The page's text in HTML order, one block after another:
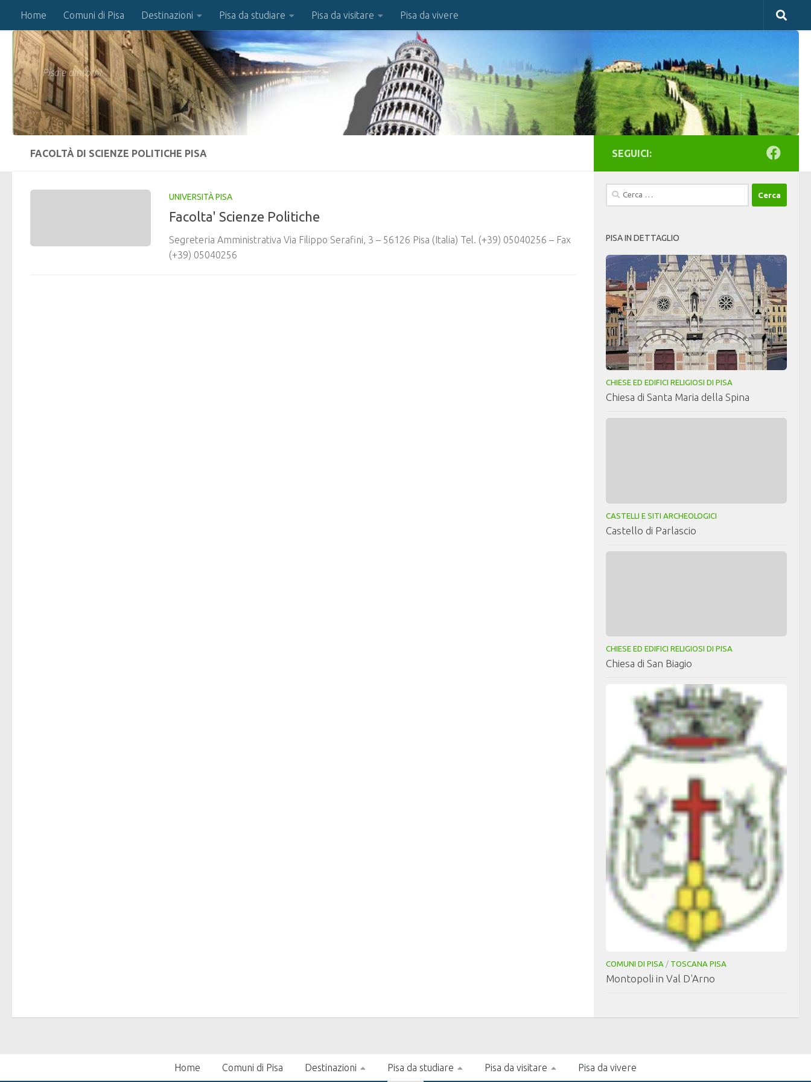
Salta al contenuto
Home Comuni di Pisa Destinazioni Pisa da studiare Pisa da visitare Pisa da vivere
Pisa e dintorni
FACOLTÀ DI SCIENZE POLITICHE PISA
UNIVERSITÀ PISA
Facolta' Scienze Politiche
Segreteria Amministrativa Via Filippo Serafini, 3 – 56126 Pisa (Italia) Tel. (+39) 05040256 – Fax
(+39) 05040256
SEGUICI:
Ricerca
per:
PISA IN DETTAGLIO
CHIESE ED EDIFICI RELIGIOSI DI PISA
Chiesa di Santa Maria della Spina
CASTELLI E SITI ARCHEOLOGICI
Castello di Parlascio
CHIESE ED EDIFICI RELIGIOSI DI PISA
Chiesa di San Biagio
COMUNI DI PISA / TOSCANA PISA
Montopoli in Val D'Arno
Home Comuni di Pisa Destinazioni Pisa da studiare Pisa da visitare Pisa da vivere